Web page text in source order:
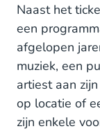
Naast het
een
afgelopen
muziek, een
artiest aan
op locatie of
zijn enkele